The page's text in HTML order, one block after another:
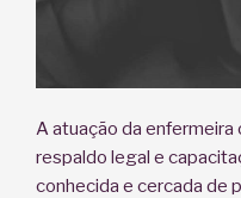
A atuação da
respaldo legal e
conhecida e cercada de